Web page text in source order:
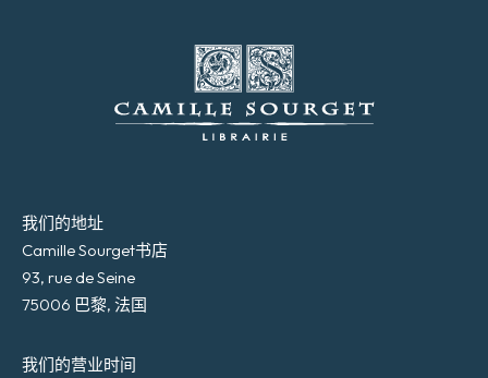
我们的地址
Camille Sourget书店
93, rue de Seine
75006 巴黎, 法国
我们的营业时间